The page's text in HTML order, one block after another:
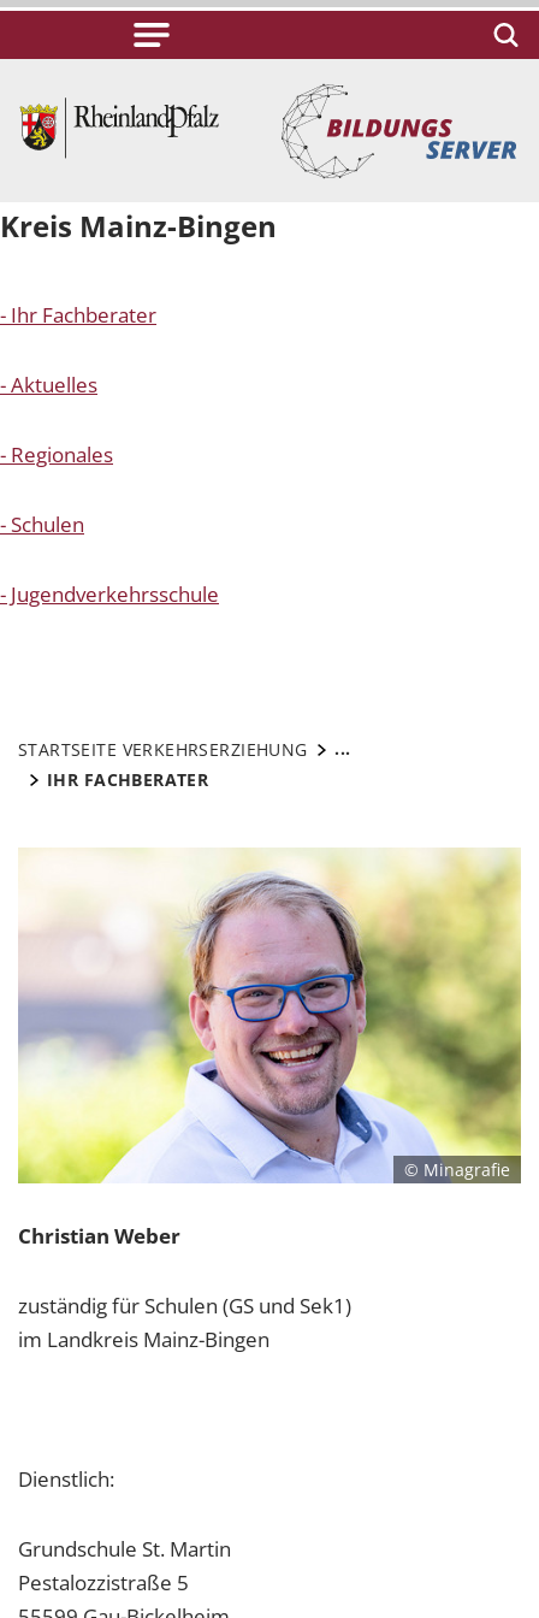
Kreis Mainz-Bingen
- Ihr Fachberater
- Aktuelles
- Regionales
- Schulen
- Jugendverkehrsschule
STARTSEITE VERKEHRSERZIEHUNG
...
IHR FACHBERATER
© Minagrafie
Christian Weber
zuständig für Schulen (GS und Sek1)
im Landkreis Mainz-Bingen
Dienstlich:
Grundschule St. Martin
Pestalozzistraße 5